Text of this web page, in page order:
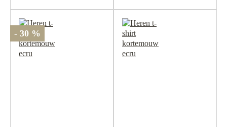
- 30 %